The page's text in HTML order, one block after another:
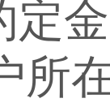
定
所